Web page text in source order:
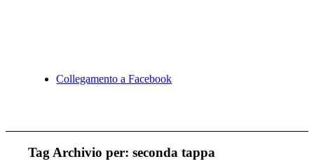
Collegamento a Facebook
Tag Archivio per:seconda tappa